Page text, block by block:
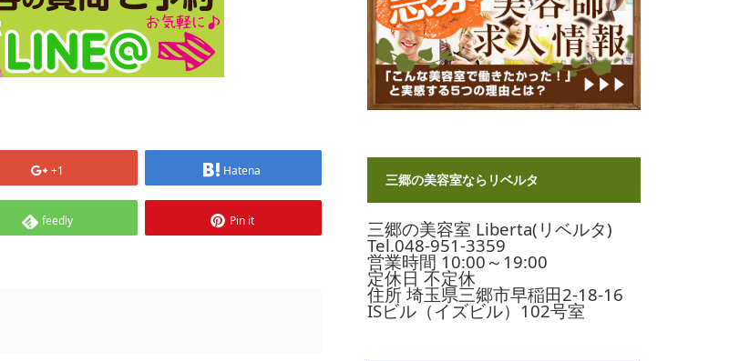
+1 Hatena
feedly Pin it
三郷の美容室ならリベルタ
三郷の美容室 Liberta(リベルタ)
Tel.048-951-3359
営業時間 10:00～19:00
定休日 不定休
住所 埼玉県三郷市早稲田2-18-16
ISビル（イズビル）102号室